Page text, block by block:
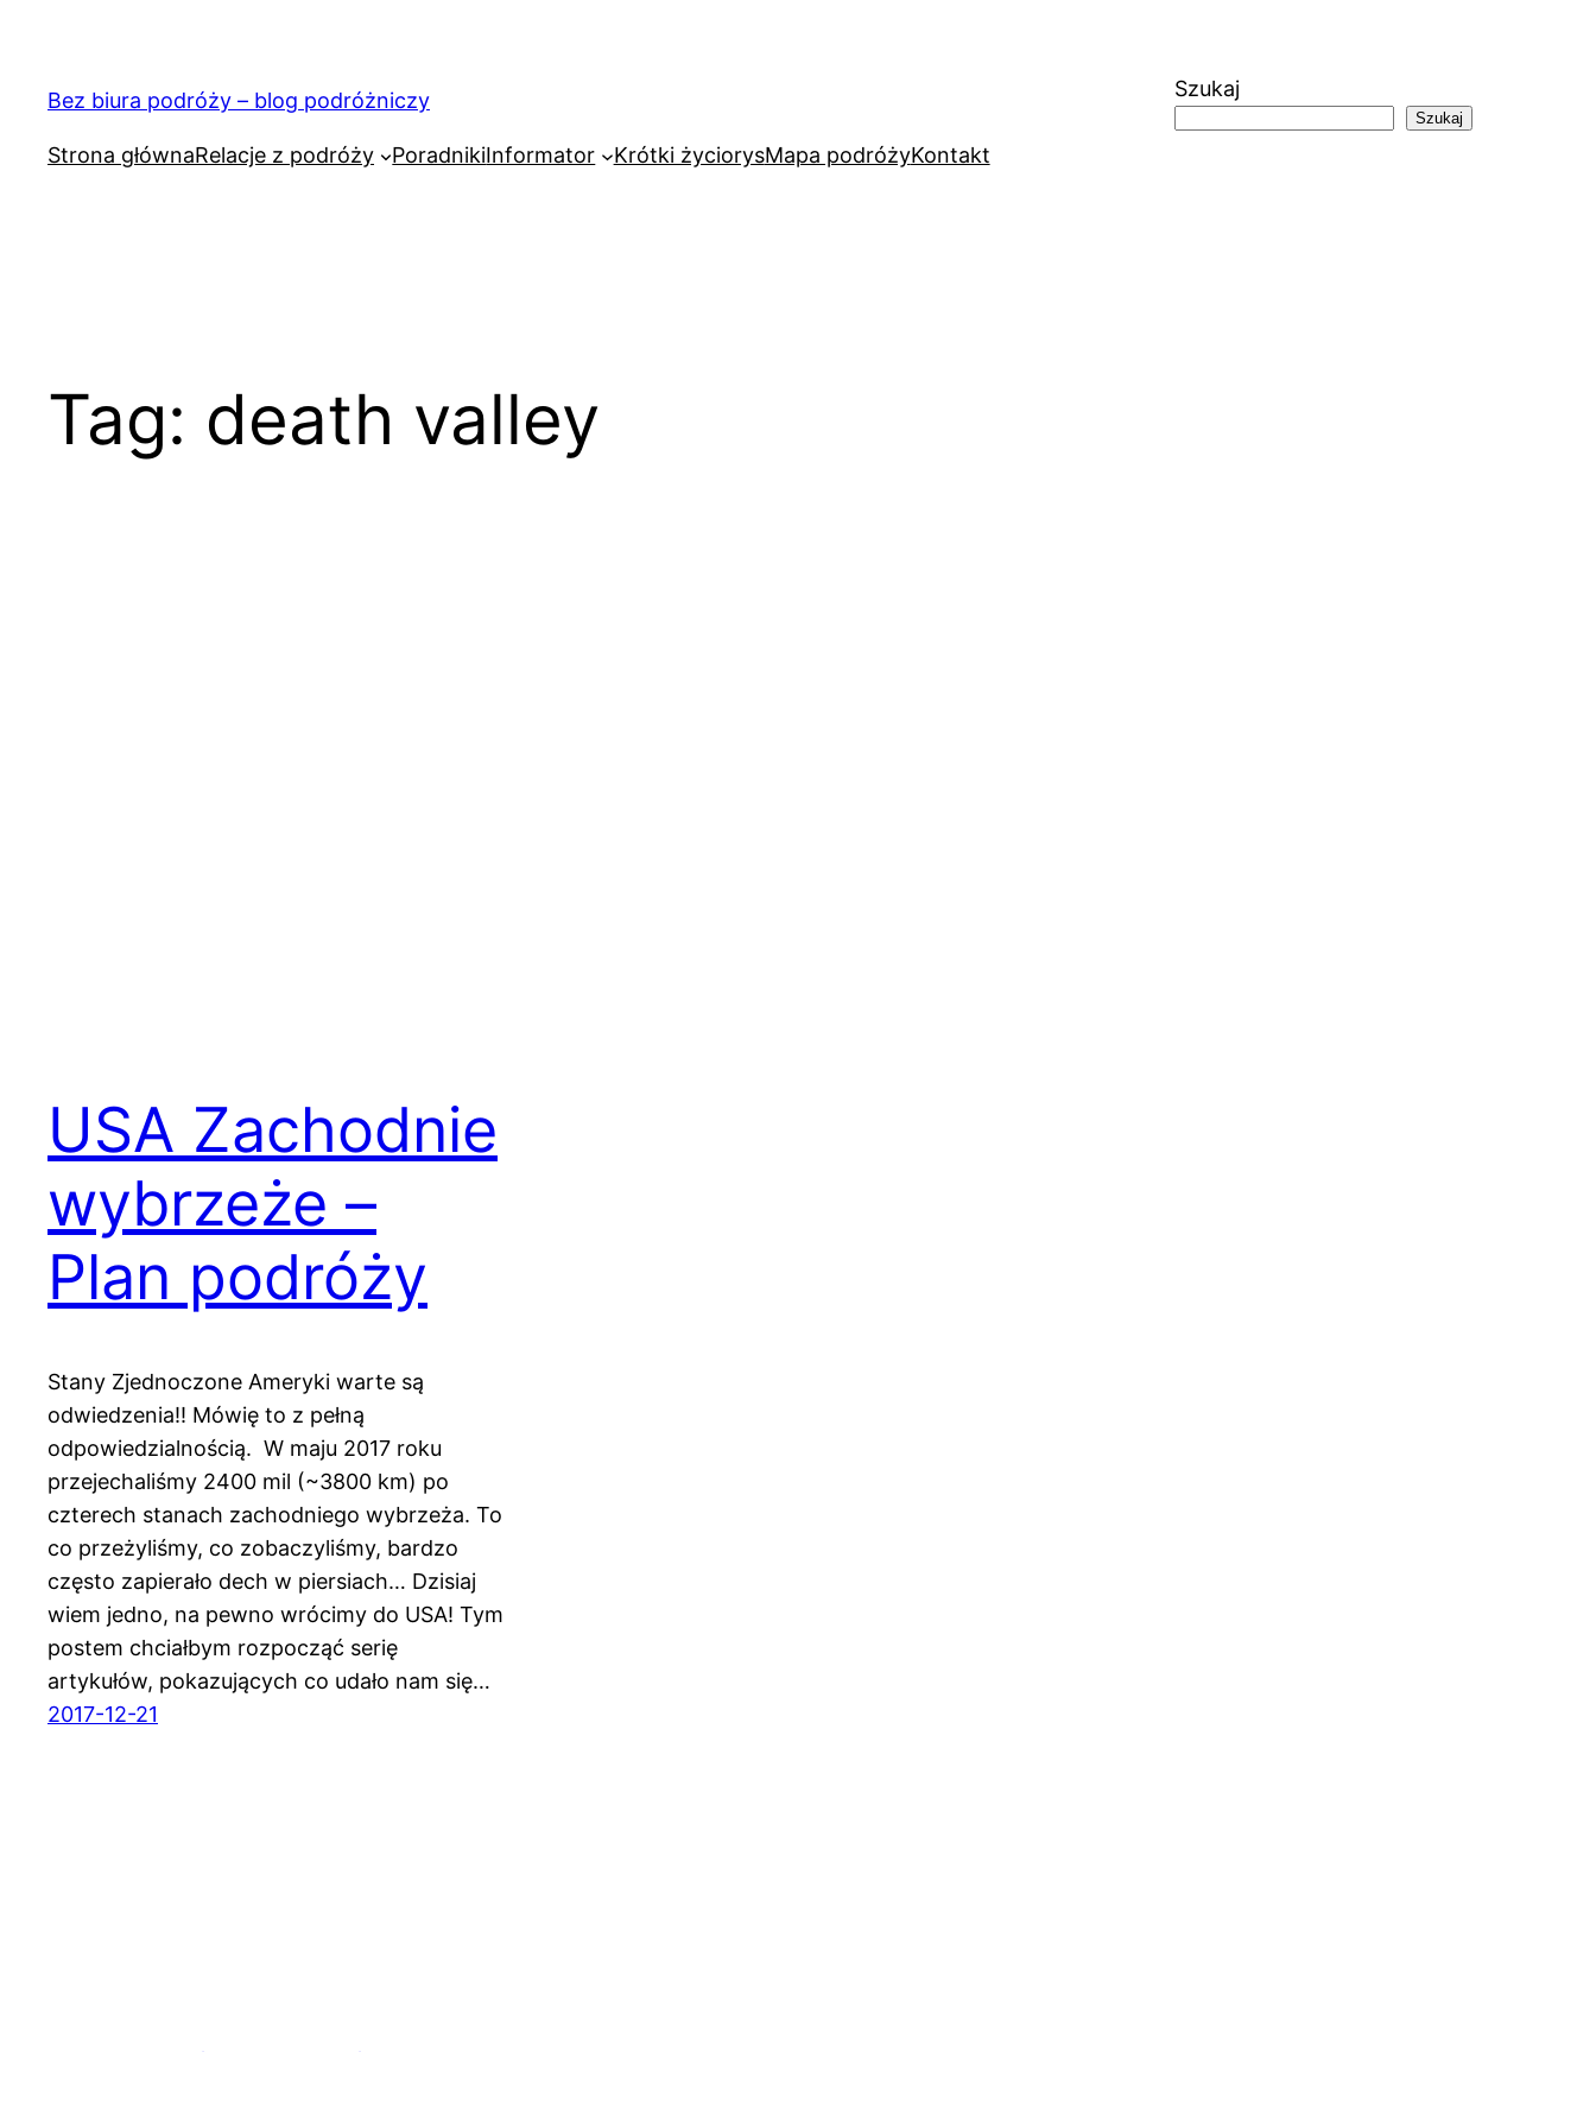
treściBez biura podróży – blog podróżniczy Szukaj
Szukaj
Strona głównaRelacje z podróży PoradnikiInformator Krótki życiorysMapa podróżyKontakt
Tag: death valley
USA Zachodnie
wybrzeże –
Plan podróży
Stany Zjednoczone Ameryki warte są
odwiedzenia!! Mówię to z pełną
odpowiedzialnością. W maju 2017 roku
przejechaliśmy 2400 mil (~3800 km) po
czterech stanach zachodniego wybrzeża. To
co przeżyliśmy, co zobaczyliśmy, bardzo
często zapierało dech w piersiach… Dzisiaj
wiem jedno, na pewno wrócimy do USA! Tym
postem chciałbym rozpocząć serię
artykułów, pokazujących co udało nam się…
2017-12-21
Bez biura podróży – blog podróżniczy